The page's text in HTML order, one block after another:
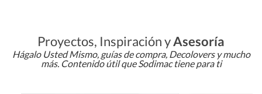
Proyectos, Inspiración yAsesoría
Hágalo Usted Mismo, guías de compra, Decolovers y mucho
más. Contenido útil que Sodimac tiene para ti